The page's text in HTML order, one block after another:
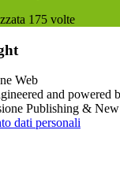
175 volte
and powered
Publishing &
dati personali